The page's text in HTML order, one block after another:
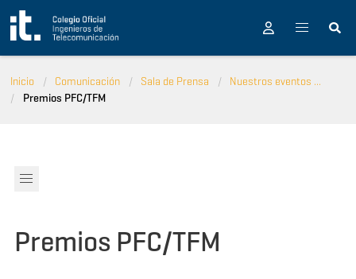
Pasar al contenido principal
Inicio Comunicación Sala de Prensa
Nuestros eventos ...
Premios PFC/TFM
Premios PFC/TFM